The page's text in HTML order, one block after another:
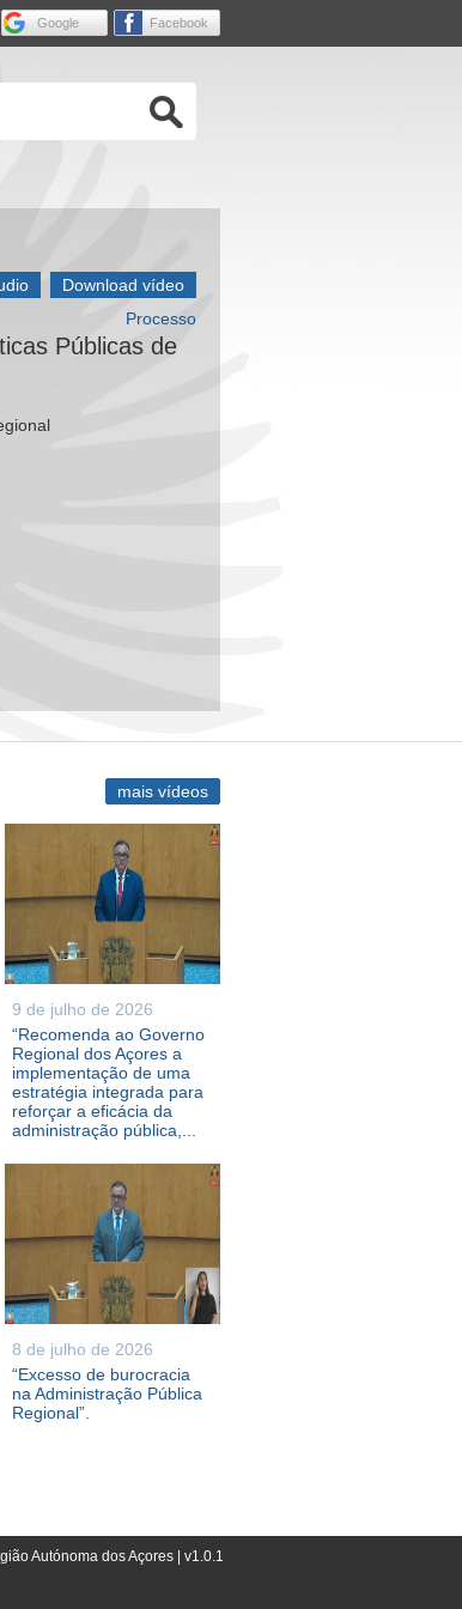
Facebook
Google
Download vídeo
Processo
Públicas de
9 de julho de 2026
“Recomenda ao Governo
Regional dos Açores a
implementação de uma
estratégia integrada para
reforçar a eficácia da
administração pública,...
8 de julho de 2026
“Excesso de burocracia
na Administração Pública
Regional”.
mais vídeos
Autónoma dos Açores | v1.0.1